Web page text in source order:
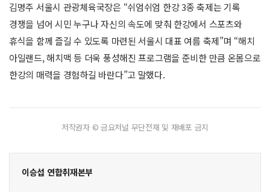
김명주 서울시 관광체육국장은 “쉬엄쉬엄 한강 3종 축제는 기록
경쟁을 넘어 시민 누구나 자신의 속도에 맞춰 한강에서 스포츠와
휴식을 함께 즐길 수 있도록 마련된 서울시 대표 여름 축제”며 “해치
아일랜드, 해치맥 등 더욱 풍성해진 프로그램을 준비한 만큼 온몸으로
한강의 매력을 경험하길 바란다”고 말했다.
저작권자 © 금요저널 무단전재 및 재배포 금지
이승섭 연합취재본부